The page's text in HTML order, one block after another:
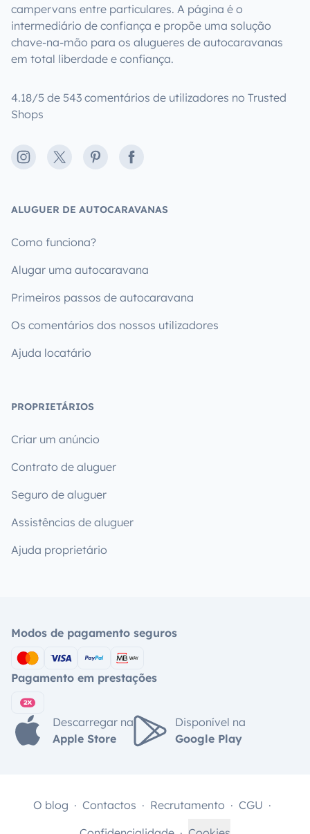
campervans entre particulares. A página é o
intermediário de confiança e propõe uma solução
chave-na-mão para os alugueres de autocaravanas
em total liberdade e confiança.
4.18/5 de 543 comentários de utilizadores no Trusted
Shops
Instagram
X PinterestFacebook
ALUGUER DE AUTOCARAVANAS
Como funciona?
Alugar uma autocaravana
Primeiros passos de autocaravana
Os comentários dos nossos utilizadores
Ajuda locatário
PROPRIETÁRIOS
Criar um anúncio
Contrato de aluguer
Seguro de aluguer
Assistências de aluguer
Ajuda proprietário
Modos de pagamento seguros
Pagamento em prestações
Descarregar na
Apple Store
Disponível na
Google Play
O blog Contactos Recrutamento
CGU